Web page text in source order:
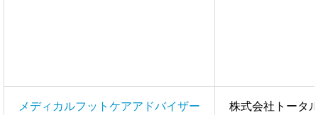
メディカルフットケアアドバイザー 株式会社トータ